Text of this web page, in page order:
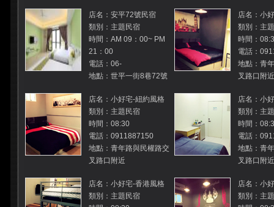
店名：安平72號民宿
類別：主題民宿
時間：AM 09：00~ PM
21：00
電話：06-
地點：世平一街8巷72號
店名：小
類別：主
時間：
電話：
地點：青
叉路口附近
店名：小好宅-紐約風格
類別：主題民宿
時間：08:30
電話：0911887150
地點：青年路與民權路交
叉路口附近
店名：小
類別：主
時間：
電話：
地點：青
叉路口附近
店名：小好宅-香港風格
類別：主題民宿
店名：小
類別：主